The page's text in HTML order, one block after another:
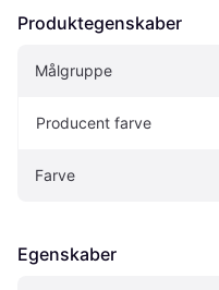
Produktegenskaber
Målgruppe
Producent farve
Farve
Egenskaber